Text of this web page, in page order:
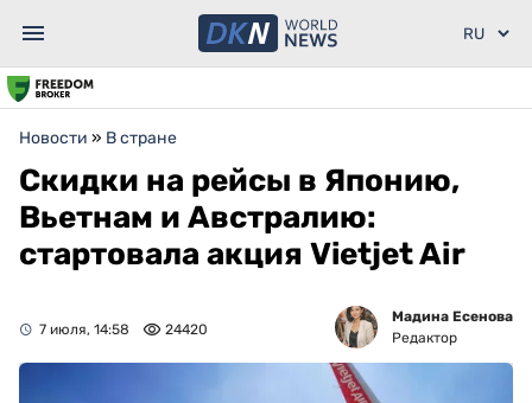
Новости » В стране
Скидки на рейсы в Японию,
Вьетнам и Австралию:
стартовала акция Vietjet Air
7 июля, 14:58 24420
Мадина Есенова
Редактор